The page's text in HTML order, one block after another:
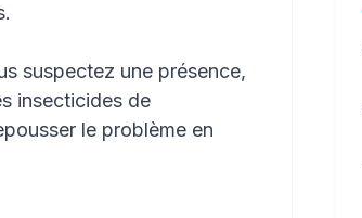
suspectez une présence,
insecticides de
le problème en